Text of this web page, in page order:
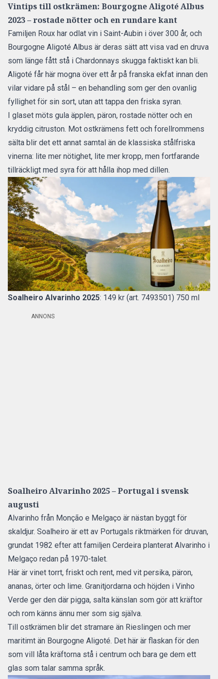
Vintips till ostkrämen: Bourgogne Aligoté Albus
2023 – rostade nötter och en rundare kant
Familjen Roux har odlat vin i Saint-Aubin i över 300 år, och
Bourgogne Aligoté Albus är deras sätt att visa vad en druva
som länge fått stå i Chardonnays skugga faktiskt kan bli.
Aligoté får här mogna över ett år på franska ekfat innan den
vilar vidare på stål – en behandling som ger den ovanlig
fyllighet för sin sort, utan att tappa den friska syran.
I glaset möts gula äpplen, päron, rostade nötter och en
kryddig citruston. Mot ostkrämens fett och forellrommens
sälta blir det ett annat samtal än de klassiska stålfriska
vinerna: lite mer nötighet, lite mer kropp, men fortfarande
tillräckligt med syra för att hålla ihop med dillen.
Soalheiro Alvarinho 2025: 149 kr (art. 7493501) 750 ml
ANNONS
Soalheiro Alvarinho 2025 – Portugal i svensk
augusti
Alvarinho från Monção e Melgaço är nästan byggt för
skaldjur. Soalheiro är ett av Portugals riktmärken för druvan,
grundat 1982 efter att familjen Cerdeira planterat Alvarinho i
Melgaço redan på 1970-talet.
Här är vinet torrt, friskt och rent, med vit persika, päron,
ananas, örter och lime. Granitjordarna och höjden i Vinho
Verde ger den där pigga, salta känslan som gör att kräftor
och rom känns ännu mer som sig själva.
Till ostkrämen blir det stramare än Rieslingen och mer
maritimt än Bourgogne Aligoté. Det här är flaskan för den
som vill låta kräftorna stå i centrum och bara ge dem ett
glas som talar samma språk.